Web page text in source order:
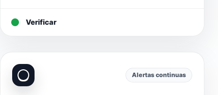
Verificar
Alertas continuas